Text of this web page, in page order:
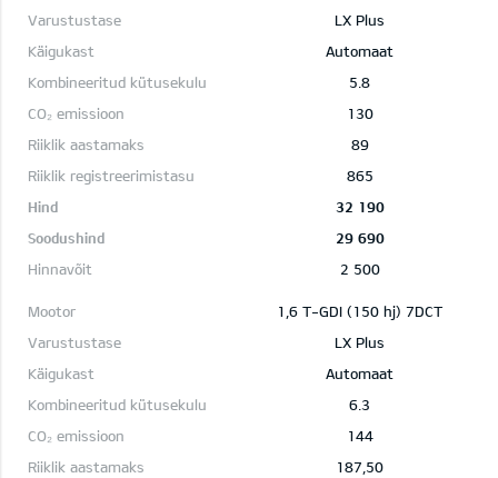
LX Plus
Automaat
5.8
130
89
865
32 190
29 690
2 500
1,6 T-GDI (150 hj) 7DCT
LX Plus
Automaat
6.3
144
187,50